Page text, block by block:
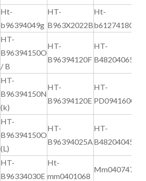
Ht-
b96394049g
HT-
B963X2022B
Ht-
b61274180a
HT-
B96394150O
/ B
HT-
B96394120F
HT-
B48204065A
HT-
B96394150N
(k)
HT-
B96394120E
HT-
PD0941600B
HT-
B96394150O
(L)
HT-
B96394025A
HT-
B48204045B
HT-
B96334030E
Ht-
mm0401068
Mm0407477